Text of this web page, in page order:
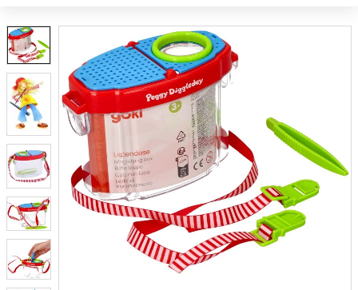
Kategoria:
Wiek
dziecka:
Płeć dziecka:
Cena od:
Cena do: